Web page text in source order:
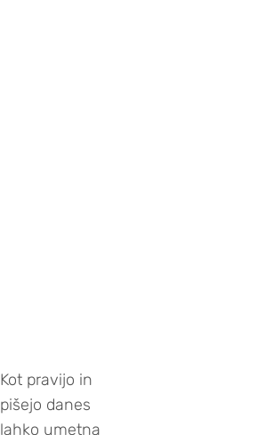
Kot pravijo in
pišejo danes
lahko umetna